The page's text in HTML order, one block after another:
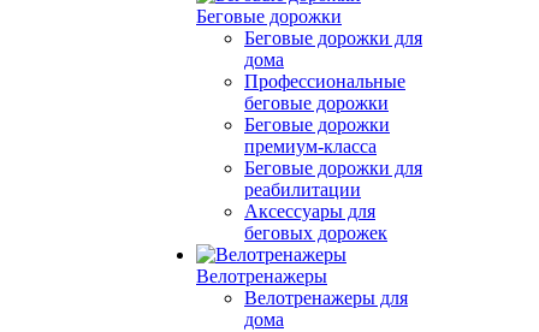
Беговые дорожки
Беговые дорожки для
дома
Профессиональные
беговые дорожки
Беговые дорожки
премиум-класса
Беговые дорожки для
реабилитации
Аксессуары для
беговых дорожек
Велотренажеры
Велотренажеры для
дома